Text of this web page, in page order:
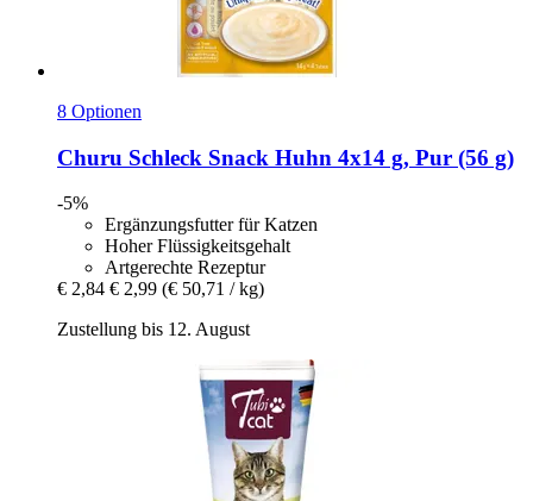
8 Optionen
Churu Schleck Snack Huhn 4x14 g, Pur (56 g)
-5%
Ergänzungsfutter für Katzen
Hoher Flüssigkeitsgehalt
Artgerechte Rezeptur
€ 2,84 € 2,99 (€ 50,71 / kg)
Zustellung bis 12. August